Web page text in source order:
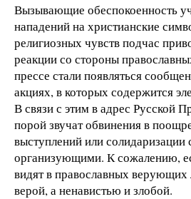
Вызывающие обеспокоенность
нападений на христианские
религиозных чувств подчас
реакции со стороны
прессе стали появляться
акциях, в которых содержится
В связи с этим в адрес Русской
порой звучат обвинения в
выступлений или солидаризации
организующими. К сожалению,
видят в православных
верой, а ненавистью и злобой.